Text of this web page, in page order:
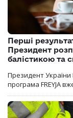
Перші
Президент
балістикою та
Президент
програма FREYJA